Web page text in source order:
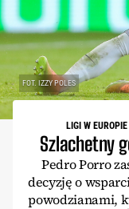
FOT. IZZY POLES
LIGI W EUROPIE
Szlachetny
Pedro Porro
decyzję o
powodzianami,